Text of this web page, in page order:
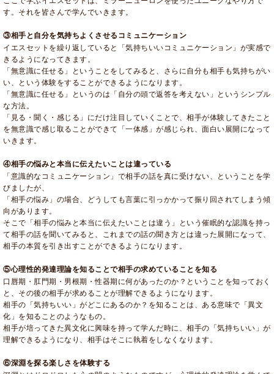
す。それを皆さんで学んでいきます。
③相手と自分を気持ちよくさせるコミュニケーション
イエスセットを繰り返していると「気持ちいいコミュニケーション」が実感で
きるようになってきます。
「無意識に任せる」ということをしてみると、さらに自分も相手も気持ちがい
い、という体験をすることができるようになります。
「無意識に任せる」というのは「自分の頭で返答を考えない」というシンプル
な方法。
「見る・聞く・感じる」にだけ注目していくことで、相手が体験してきたこと
を無意識で感じ取ることができて「一体感」が感じられ、面白い展開になって
いきます。
④相手の悩みと本当に伝えたいことは違っている
「意識的なコミュニケーション」で相手の話を真に受けない、ということを学
びましたが、
「相手の悩み」の場合、どうしても言葉に引っかかって振り回されてしまう傾
向があります。
そこで「相手の悩みと本当に伝えたいことは違う」という催眠的な認識を持っ
て相手の話を聞いてみると、これまでの話の聞き方とは違った展開になって、
相手の本質を引き出すことができるようになります。
⑤心理性的発達理論を知ることで相手の求めていることを知る
口唇期・肛門期・男根期・性器期に何があったのか？ということを知っておく
と、その後の相手が求めることが理解できるようになります。
相手の「気持ちいい」がどこにあるのか？を知ることは、ある意味で「異文
化」を知ることのようなもの。
相手が培ってきた異文化に興味を持って学んだ時に、相手の「気持ちいい」が
理解できるようになり、相手はそこに執着をしなくなります。
⑥深淵を探る楽しさを体験する